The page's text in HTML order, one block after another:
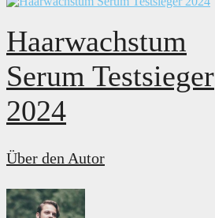
Haarwachstum
Serum Testsieger
2024
Über den Autor